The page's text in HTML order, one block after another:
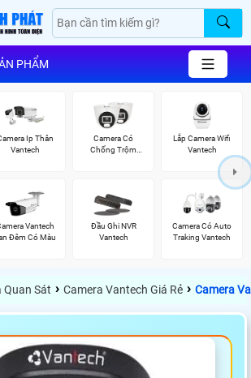
PHẨM
Ip Thân
Vantech
Camera Có
Chống Trộm
Lắp Camera Wifi
Vantech
Vantech
Đêm Có Màu
Đầu Ghi NVR
Vantech
Camera Có Auto
Traking Vantech
Quan Sát › Camera Vantech Giá Rẻ › Camera